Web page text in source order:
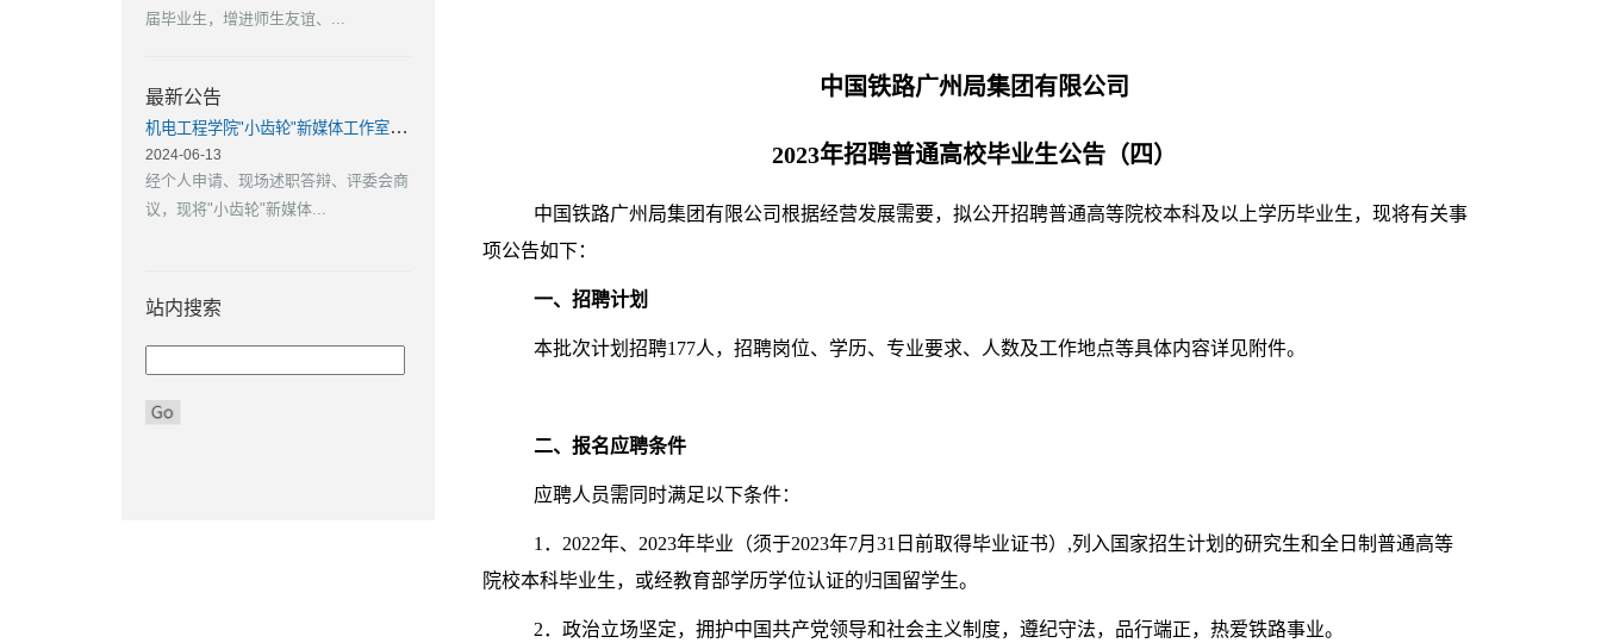
届毕业生，增进师生友谊、...
最新公告
机电工程学院"小齿轮"新媒体工作室竞岗结果公示
2024-06-13
经个人申请、现场述职答辩、评委会商
议，现将"小齿轮"新媒体...
站内搜索
中国铁路广州局集团有限公司
2023年招聘普通高校毕业生公告（四）
中国铁路广州局集团有限公司根据经营发展需要，拟公开招聘普通高等院校本科及以上学历毕业生，现将有关事
项公告如下：
一、招聘计划
本批次计划招聘177人，招聘岗位、学历、专业要求、人数及工作地点等具体内容详见附件。
二、报名应聘条件
应聘人员需同时满足以下条件：
1．2022年、2023年毕业（须于2023年7月31日前取得毕业证书）,列入国家招生计划的研究生和全日制普通高等
院校本科毕业生，或经教育部学历学位认证的归国留学生。
2．政治立场坚定，拥护中国共产党领导和社会主义制度，遵纪守法，品行端正，热爱铁路事业。